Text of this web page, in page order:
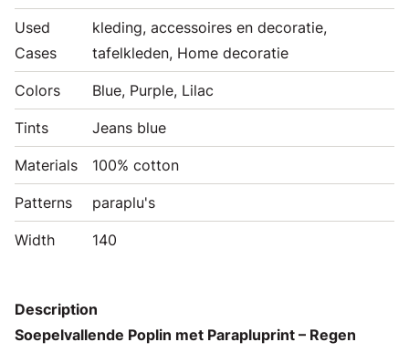
Used
Cases
kleding, accessoires en decoratie,
tafelkleden, Home decoratie
Colors Blue, Purple, Lilac
Tints Jeans blue
Materials 100% cotton
Patterns paraplu's
Width 140
Description
Soepelvallende Poplin met Parapluprint – Regen